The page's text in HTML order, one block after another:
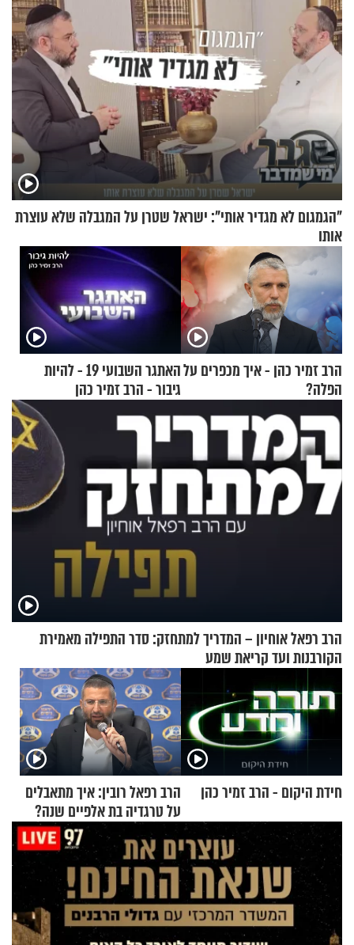
"הגמגום לא מגדיר אותי": ישראל שטרן על המגבלה שלא עוצרת
אותו
הרב זמיר כהן - איך מכפרים על
הפלה?
האתגר השבועי 19 - להיות
גיבור - הרב זמיר כהן
הרב רפאל אוחיון – המדריך למתחזק: סדר התפילה מאמירת
הקורבנות ועד קריאת שמע
חידת היקום - הרב זמיר כהן
הרב רפאל רובין: איך מתאבלים
על טרגדיה בת אלפיים שנה?